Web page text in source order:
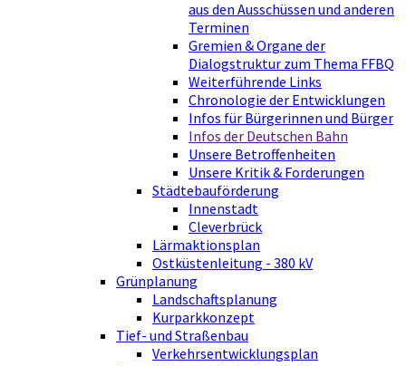
aus den Ausschüssen und anderen
Terminen
Gremien & Organe der
Dialogstruktur zum Thema FFBQ
Weiterführende Links
Chronologie der Entwicklungen
Infos für Bürgerinnen und Bürger
Infos der Deutschen Bahn
Unsere Betroffenheiten
Unsere Kritik & Forderungen
Städtebauförderung
Innenstadt
Cleverbrück
Lärmaktionsplan
Ostküstenleitung - 380 kV
Grünplanung
Landschaftsplanung
Kurparkkonzept
Tief- und Straßenbau
Verkehrsentwicklungsplan